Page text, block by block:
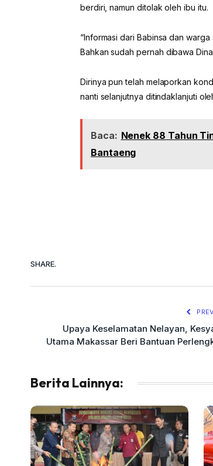
berdiri, namun ditolak oleh ibu itu.
“Informasi dari Babinsa dan
Bahkan sudah pernah dibawa
Dirinya pun telah melaporkan
nanti selanjutnya ditindaklanjuti
Baca: Nenek 88 Tahun
Bantaeng
SHARE.
Upaya Keselamatan Nelayan,
Utama Makassar Beri Bantuan
Berita Lainnya: